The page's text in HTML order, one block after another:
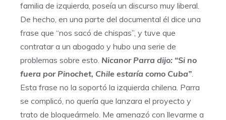
familia de izquierda, poseía un discurso muy liberal.
De hecho, en una parte del documental él dice una
frase que “nos sacó de chispas”, y tuve que
contratar a un abogado y hubo una serie de
problemas sobre esto. Nicanor Parra dijo: “Si no
fuera por Pinochet, Chile estaría como Cuba”.
Esta frase no la soportó la izquierda chilena. Parra
se complicó, no quería que lanzara el proyecto y
trato de bloqueármelo. Me amenazó con llevarme a